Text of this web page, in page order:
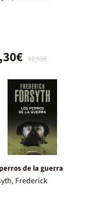
12,95€
de la guerra
Frederick